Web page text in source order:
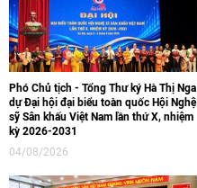
Phó Chủ tịch - Tổng Thư ký Hà Thị Nga
dự Đại hội đại biểu toàn quốc Hội Nghệ
sỹ Sân khấu Việt Nam lần thứ X, nhiệm
kỳ 2026-2031
04/08/2026